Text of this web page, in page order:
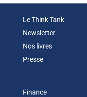
Le Think Tank
Newsletter
Nos livres
Presse
Finance